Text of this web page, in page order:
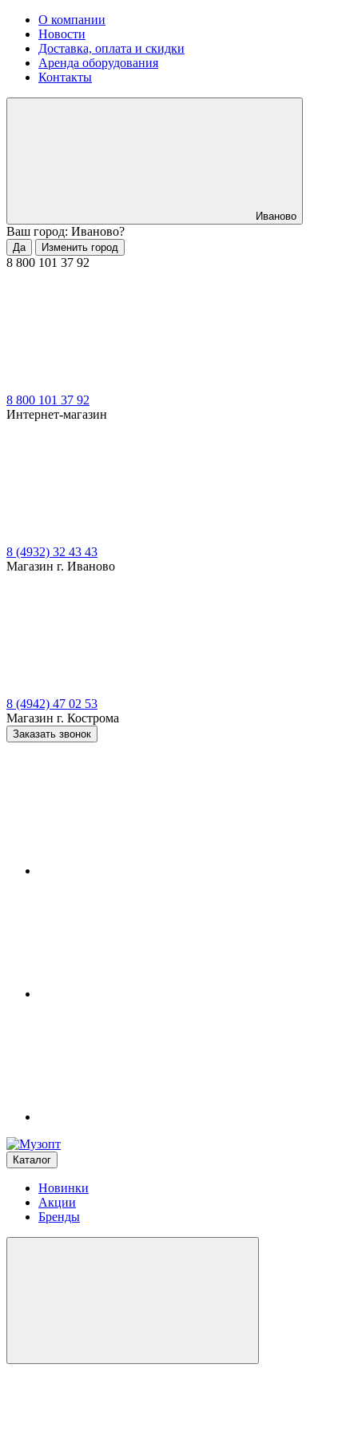
О компании
Новости
Доставка, оплата и скидки
Аренда оборудования
Контакты
Иваново
Ваш город: Иваново?
Да Изменить город
8 800 101 37 92
8 800 101 37 92
Интернет-магазин
8 (4932) 32 43 43
Магазин г. Иваново
8 (4942) 47 02 53
Магазин г. Кострома
Заказать звонок
Каталог
Новинки
Акции
Бренды